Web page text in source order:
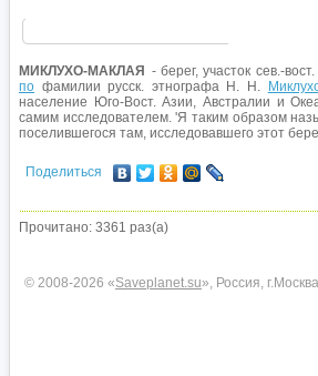
МИКЛУХО-МАКЛАЯ - берег, участок сев.-
по фамилии русск. этнографа Н. Н.
население Юго-Вост. Азии, Австралии и
самим исследователем. 'Я таким образом
поселившегося там, исследовавшего этот
Поделиться
Прочитано: 3361 раз(а)
© 2008-2026 «Saveplanet.su», Россия, г.Москва